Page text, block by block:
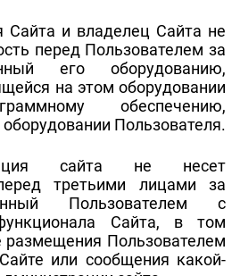
Сайта и владелец Сайта не
перед Пользователем за
его оборудованию,
на этом оборудовании
обеспечению,
Пользователя.
сайта не несет
третьими лицами за
Пользователем с
Сайта, в том
размещения Пользователем
или сообщения какой-